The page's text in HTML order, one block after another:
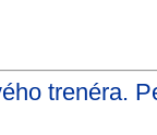
trenéra.